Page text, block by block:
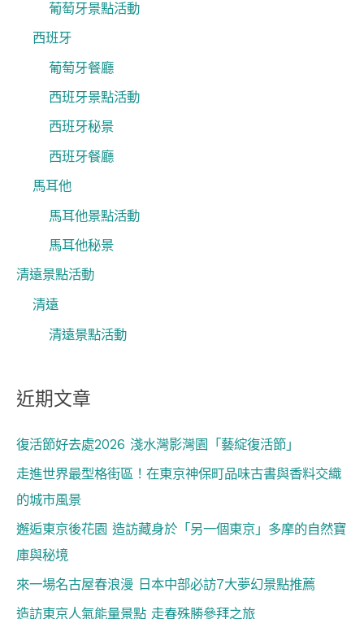
葡萄牙景點活動
西班牙
葡萄牙餐廳
西班牙景點活動
西班牙秘景
西班牙餐廳
馬耳他
馬耳他景點活動
馬耳他秘景
清遠景點活動
清遠
清遠景點活動
近期文章
復活節好去處2026 淺水灣影灣園「藝綻復活節」
走進世界最型格街區！在東京神保町品味古書與香料交織
的城市風景
邂逅東京後花園 造訪藏身於「另一個東京」多摩的自然寶
庫與秘境
來一場名古屋春浪漫 日本中部必訪7大夢幻景點推薦
造訪東京人氣能量景點 走春殊勝參拜之旅